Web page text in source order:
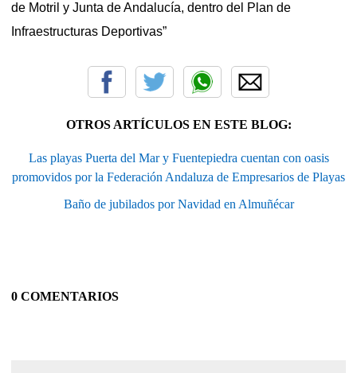
de Motril y Junta de Andalucía, dentro del Plan de
Infraestructuras Deportivas”
OTROS ARTÍCULOS EN ESTE BLOG:
Las playas Puerta del Mar y Fuentepiedra cuentan con oasis
promovidos por la Federación Andaluza de Empresarios de Playas
Baño de jubilados por Navidad en Almuñécar
0 COMENTARIOS